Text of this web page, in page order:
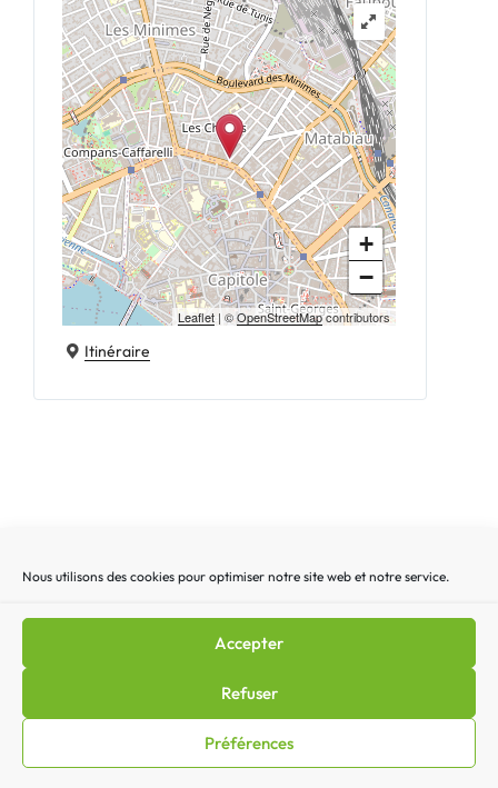
Nous utilisons des cookies pour optimiser notre site web et notre service.
Accepter
Refuser
Préférences
+
−
Leaflet | ©OpenStreetMapcontributors
Itinéraire
Recherche
cookies|Politique de confidentialité|Politique de cookies
(EU)|Contact